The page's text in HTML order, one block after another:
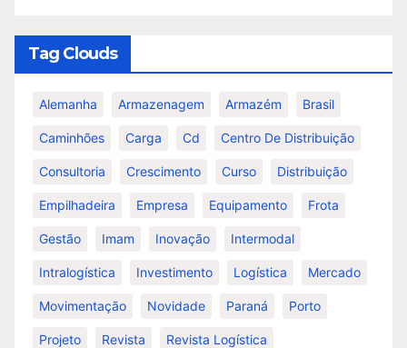
Tag Clouds
Alemanha Armazenagem Armazém Brasil
Caminhões Carga Cd Centro De Distribuição
Consultoria Crescimento Curso Distribuição
Empilhadeira Empresa Equipamento Frota
Gestão Imam Inovação Intermodal
Intralogística Investimento Logística Mercado
Movimentação Novidade Paraná Porto
Projeto Revista Revista Logística